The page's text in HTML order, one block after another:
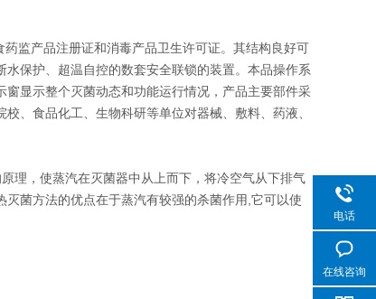
监产品注册证和消毒产品卫生许可证。其结构良好可
保护、超温自控的数套安全联锁的装置。本品操作系
显示整个灭菌动态和功能运行情况，产品主要部件采
、食品化工、生物科研等单位对器械、敷料、药液、
理，使蒸汽在灭菌器中从上而下，将冷空气从下排气
菌方法的优点在于蒸汽有较强的杀菌作用,它可以使
电话
在线咨询